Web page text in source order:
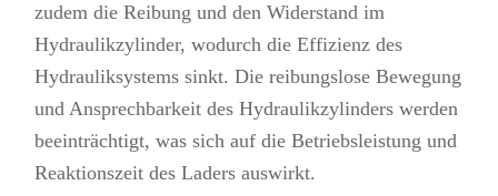
zudem die Reibung und den Widerstand im
Hydraulikzylinder, wodurch die Effizienz des
Hydrauliksystems sinkt.Die reibungslose Bewegung
und Ansprechbarkeit des Hydraulikzylinders werden
beeinträchtigt, was sich auf die Betriebsleistung und
Reaktionszeit des Laders auswirkt.